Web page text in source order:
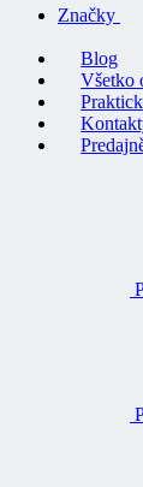
Značky
Blog
Všetko